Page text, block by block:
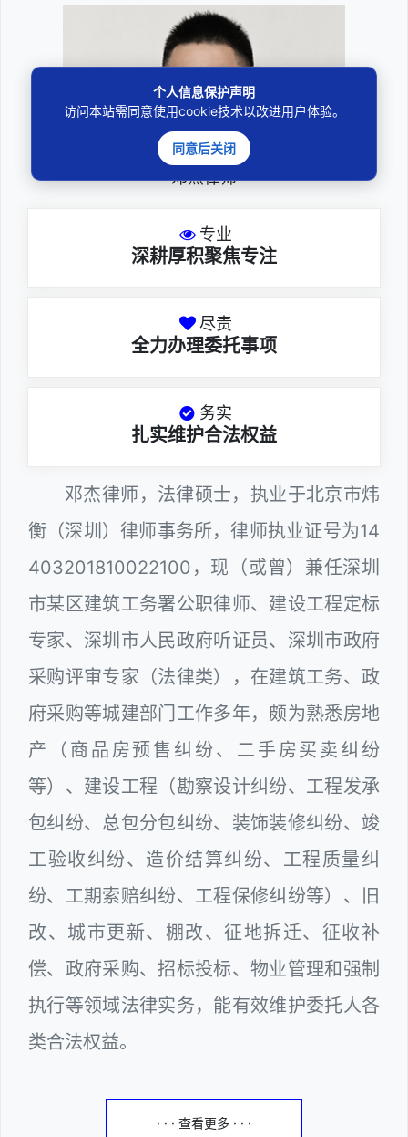
邓杰律师
专业
深耕厚积聚焦专注
尽责
全力办理委托事项
务实
扎实维护合法权益
邓杰律师，法律硕士，执业于北京市炜
衡（深圳）律师事务所，律师执业证号为14
403201810022100，现（或曾）兼任深圳
市某区建筑工务署公职律师、建设工程定标
专家、深圳市人民政府听证员、深圳市政府
采购评审专家（法律类），在建筑工务、政
府采购等城建部门工作多年，颇为熟悉房地
产（商品房预售纠纷、二手房买卖纠纷
等）、建设工程（勘察设计纠纷、工程发承
包纠纷、总包分包纠纷、装饰装修纠纷、竣
工验收纠纷、造价结算纠纷、工程质量纠
纷、工期索赔纠纷、工程保修纠纷等）、旧
改、城市更新、棚改、征地拆迁、征收补
偿、政府采购、招标投标、物业管理和强制
执行等领域法律实务，能有效维护委托人各
类合法权益。
· · · 查看更多 · · ·
个人信息保护声明
访问本站需同意使用cookie技术以改进用户体验。
同意后关闭